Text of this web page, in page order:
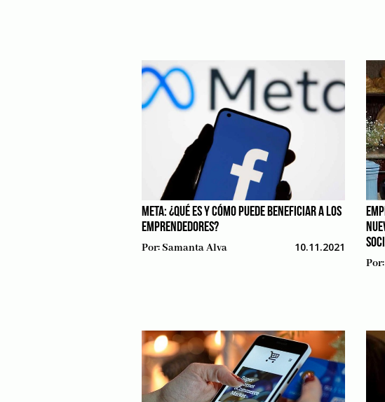
META: ¿QUÉ ES Y CÓMO PUEDE BENEFICIAR A LOS
EMPRENDEDORES?
Por:Samanta Alva 10.11.2021